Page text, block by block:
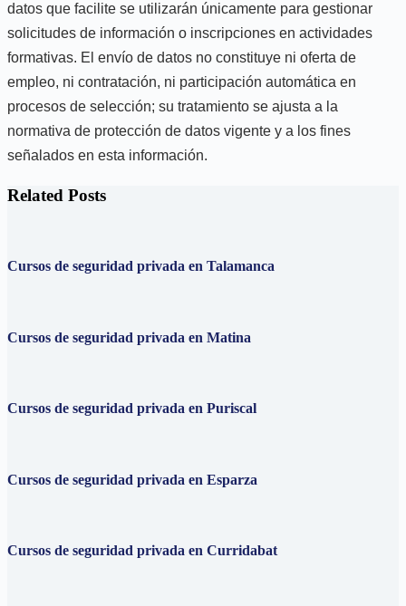
datos que facilite se utilizarán únicamente para gestionar
solicitudes de información o inscripciones en actividades
formativas. El envío de datos no constituye ni oferta de
empleo, ni contratación, ni participación automática en
procesos de selección; su tratamiento se ajusta a la
normativa de protección de datos vigente y a los fines
señalados en esta información.
Related Posts
Cursos de seguridad privada en Talamanca
Cursos de seguridad privada en Matina
Cursos de seguridad privada en Puriscal
Cursos de seguridad privada en Esparza
Cursos de seguridad privada en Curridabat